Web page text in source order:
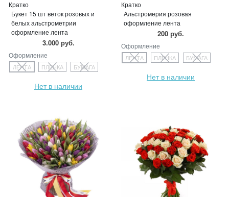
Кратко
Букет 15 шт веток розовых и
белых альстрометрии
оформление лента
3.000 руб.
Оформление
ЛЕНТА ПЛЕНКА БУМАГА
Нет в наличии
Кратко
Альстромерия розовая
оформление лента
200 руб.
Оформление
ЛЕНТА ПЛЕНКА БУМАГА
Нет в наличии